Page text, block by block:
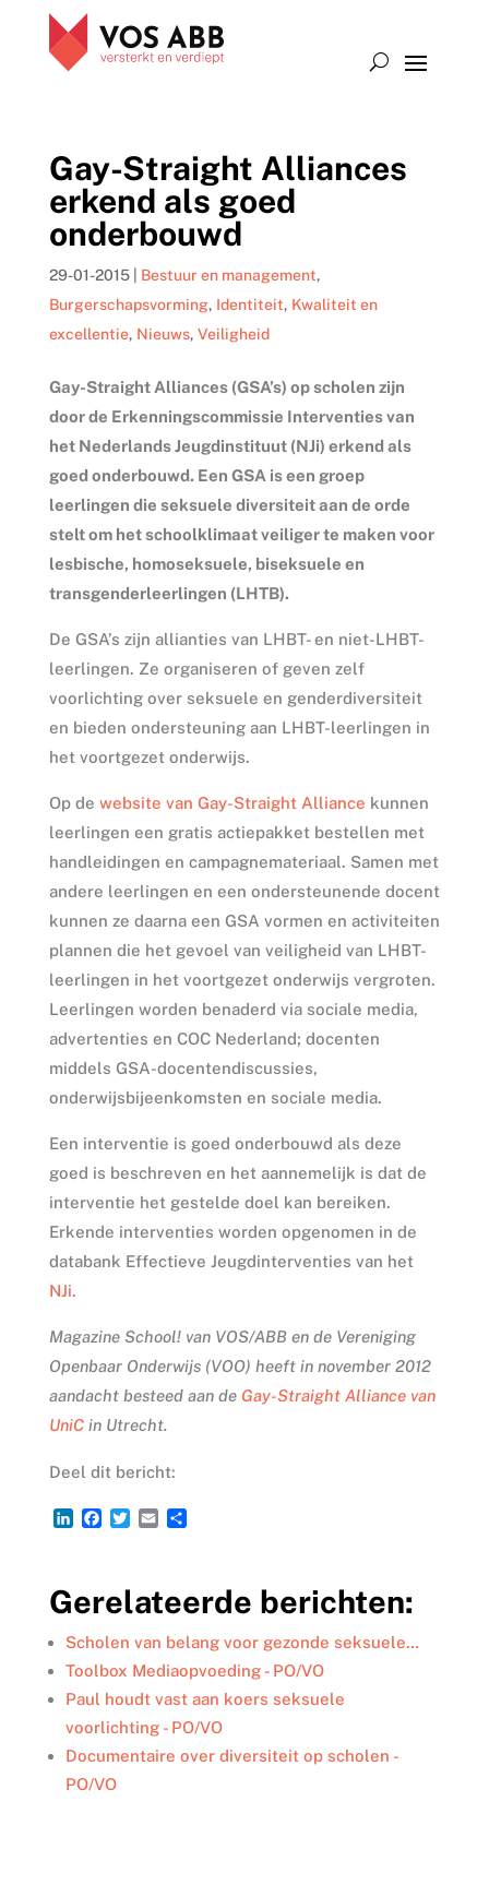
Gay-Straight Alliances
erkend als goed
onderbouwd
29-01-2015| Bestuur en management,
Burgerschapsvorming, Identiteit, Kwaliteit en
excellentie, Nieuws, Veiligheid
Gay-Straight Alliances (GSA’s) op scholen zijn
door de Erkenningscommissie Interventies van
het Nederlands Jeugdinstituut (NJi) erkend als
goed onderbouwd. Een GSA is een groep
leerlingen die seksuele diversiteit aan de orde
stelt om het schoolklimaat veiliger te maken voor
lesbische, homoseksuele, biseksuele en
transgenderleerlingen (LHTB).
De GSA’s zijn allianties van LHBT- en niet-LHBT-
leerlingen. Ze organiseren of geven zelf
voorlichting over seksuele en genderdiversiteit
en bieden ondersteuning aan LHBT-leerlingen in
het voortgezet onderwijs.
Op de website van Gay-Straight Alliance kunnen
leerlingen een gratis actiepakket bestellen met
handleidingen en campagnemateriaal. Samen met
andere leerlingen en een ondersteunende docent
kunnen ze daarna een GSA vormen en activiteiten
plannen die het gevoel van veiligheid van LHBT-
leerlingen in het voortgezet onderwijs vergroten.
Leerlingen worden benaderd via sociale media,
advertenties en COC Nederland; docenten
middels GSA-docentendiscussies,
onderwijsbijeenkomsten en sociale media.
Een interventie is goed onderbouwd als deze
goed is beschreven en het aannemelijk is dat de
interventie het gestelde doel kan bereiken.
Erkende interventies worden opgenomen in de
databank Effectieve Jeugdinterventies van het
NJi.
Magazine School! van VOS/ABB en de Vereniging
Openbaar Onderwijs (VOO) heeft in november 2012
aandacht besteed aan de Gay-Straight Alliance van
UniCin Utrecht.
Deel dit bericht:
L
e
d
I
n
F
b
o
o
k
T
t
e
r
E
l
D
n
Gerelateerde berichten:
Scholen van belang voor gezonde seksuele…
Toolbox Mediaopvoeding - PO/VO
Paul houdt vast aan koers seksuele
voorlichting - PO/VO
Documentaire over diversiteit op scholen -
PO/VO